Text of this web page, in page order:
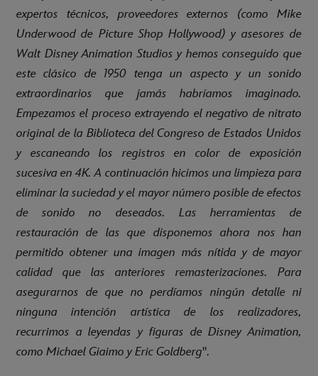
expertos técnicos, proveedores externos (como Mike
Underwood de Picture Shop Hollywood) y asesores de
Walt Disney Animation Studios y hemos conseguido que
este clásico de 1950 tenga un aspecto y un sonido
extraordinarios que jamás habríamos imaginado.
Empezamos el proceso extrayendo el negativo de nitrato
original de la Biblioteca del Congreso de Estados Unidos
y escaneando los registros en color de exposición
sucesiva en 4K. A continuación hicimos una limpieza para
eliminar la suciedad y el mayor número posible de efectos
de sonido no deseados. Las herramientas de
restauración de las que disponemos ahora nos han
permitido obtener una imagen más nítida y de mayor
calidad que las anteriores remasterizaciones. Para
asegurarnos de que no perdíamos ningún detalle ni
ninguna intención artística de los realizadores,
recurrimos a leyendas y figuras de Disney Animation,
como Michael Giaimo y Eric Goldberg".